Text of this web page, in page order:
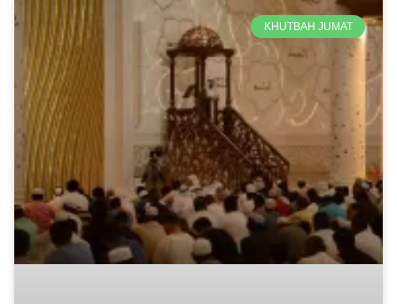
KHUTBAH JUMAT